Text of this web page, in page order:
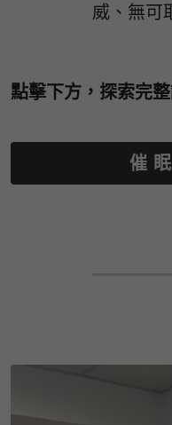
威、無可
點擊下方，探索完
催